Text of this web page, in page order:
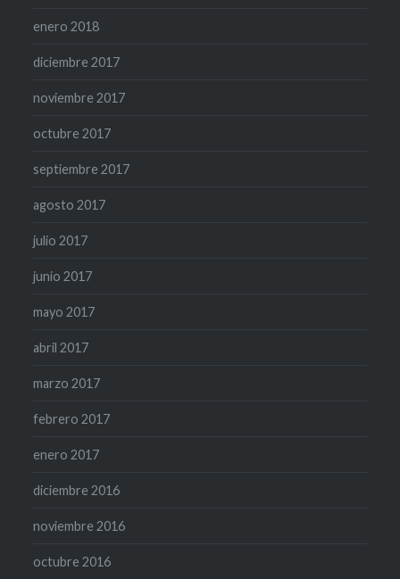
enero 2018
diciembre 2017
noviembre 2017
octubre 2017
septiembre 2017
agosto 2017
julio 2017
junio 2017
mayo 2017
abril 2017
marzo 2017
febrero 2017
enero 2017
diciembre 2016
noviembre 2016
octubre 2016